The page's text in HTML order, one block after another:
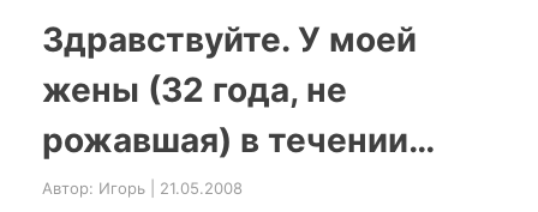
Здравствуйте. У моей
жены (32 года, не
рожавшая) в течении…
Автор: Игорь | 21.05.2008